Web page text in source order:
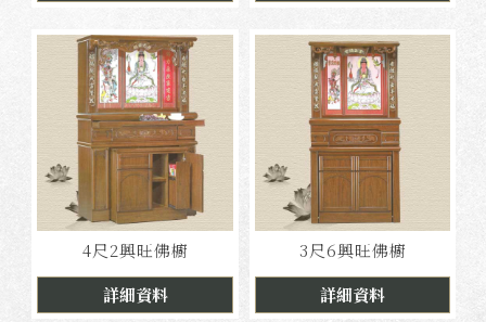
4尺2興旺佛櫥
詳細資料
3尺6興旺佛櫥
詳細資料